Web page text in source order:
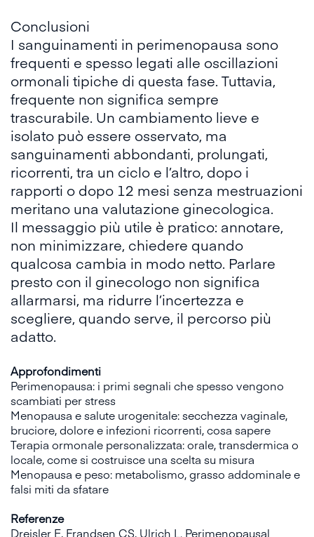
Conclusioni
I sanguinamenti in perimenopausa sono
frequenti e spesso legati alle oscillazioni
ormonali tipiche di questa fase. Tuttavia,
frequente non significa sempre
trascurabile. Un cambiamento lieve e
isolato può essere osservato, ma
sanguinamenti abbondanti, prolungati,
ricorrenti, tra un ciclo e l’altro, dopo i
rapporti o dopo 12 mesi senza mestruazioni
meritano una valutazione ginecologica.
Il messaggio più utile è pratico: annotare,
non minimizzare, chiedere quando
qualcosa cambia in modo netto. Parlare
presto con il ginecologo non significa
allarmarsi, ma ridurre l’incertezza e
scegliere, quando serve, il percorso più
adatto.
Approfondimenti
Perimenopausa: i primi segnali che spesso vengono
scambiati per stress
Menopausa e salute urogenitale: secchezza vaginale,
bruciore, dolore e infezioni ricorrenti, cosa sapere
Terapia ormonale personalizzata: orale, transdermica o
locale, come si costruisce una scelta su misura
Menopausa e peso: metabolismo, grasso addominale e
falsi miti da sfatare
Referenze
Dreisler E, Frandsen CS, Ulrich L. Perimenopausal